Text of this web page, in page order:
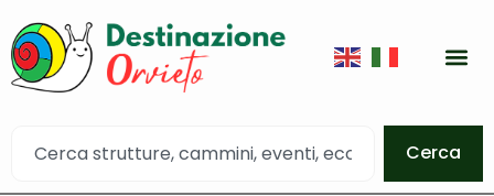
Cerca